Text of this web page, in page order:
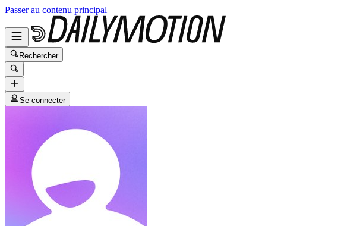
Passer au contenu principal
Rechercher
Se connecter